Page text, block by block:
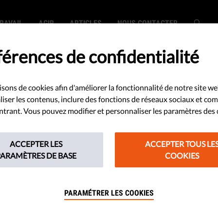
AGIR ARTICLES NOUS CONTACTER
face à
- Épisode 13
subissent un lavage de
Assurez-vous que les jeunes
et protègent leur Histoire (la
de confidentialité
de cookies afin d'améliorer la fonctionnalité de notre site
les contenus, inclure des fonctions de réseaux sociaux et
Vous pouvez modifier et personnaliser les paramètres des
ACCEPTER LES
DE BASE
ACCEPTER TOUS
COOKIES
PARAMÉTRER LES COOKIES